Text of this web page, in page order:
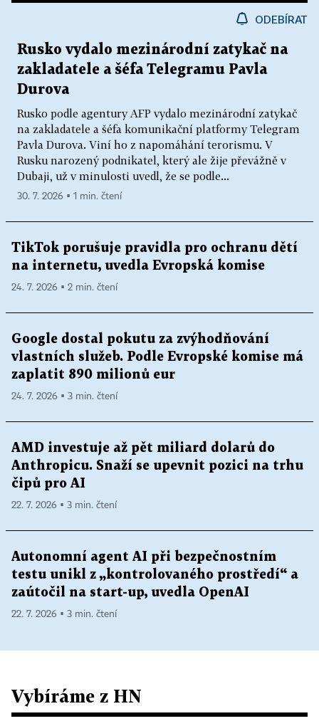
ODEBÍRAT
Rusko vydalo mezinárodní zatykač na
zakladatele a šéfa Telegramu Pavla
Durova
Rusko podle agentury AFP vydalo mezinárodní zatykač
na zakladatele a šéfa komunikační platformy Telegram
Pavla Durova. Viní ho z napomáhání terorismu. V
Rusku narozený podnikatel, který ale žije převážně v
Dubaji, už v minulosti uvedl, že se podle...
30. 7. 2026 ▪ 1 min. čtení
TikTok porušuje pravidla pro ochranu dětí
na internetu, uvedla Evropská komise
24. 7. 2026 ▪ 2 min. čtení
Google dostal pokutu za zvýhodňování
vlastních služeb. Podle Evropské komise má
zaplatit 890 milionů eur
24. 7. 2026 ▪ 3 min. čtení
AMD investuje až pět miliard dolarů do
Anthropicu. Snaží se upevnit pozici na trhu
čipů pro AI
22. 7. 2026 ▪ 3 min. čtení
Autonomní agent AI při bezpečnostním
testu unikl z „kontrolovaného prostředí“ a
zaútočil na start-up, uvedla OpenAI
22. 7. 2026 ▪ 3 min. čtení
Vybíráme z HN